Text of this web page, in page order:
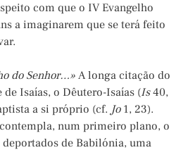
com que o IV Evangelho
a imaginarem que se terá feito
do Senhor…» A longa citação do
Isaías, o Dêutero-Isaías (Is40,
a si próprio (cf. Jo1, 23).
num primeiro plano, o
de Babilónia, uma